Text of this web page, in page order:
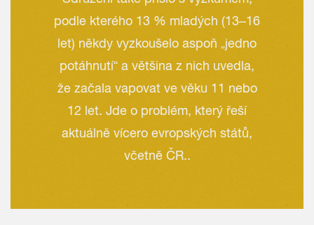
podle kterého 13 % mladých (13–16
let) někdy vyzkoušelo aspoň „jedno
potáhnutí“ a většina z nich uvedla,
že začala vapovat ve věku 11 nebo
12 let. Jde o problém, který řeší
aktuálně vícero evropských států,
včetně ČR..